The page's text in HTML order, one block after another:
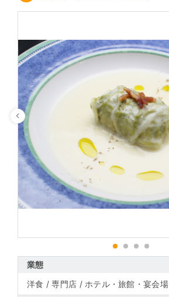
Previous
業態
洋食 / 専門店 / ホテル・旅館・宴会場